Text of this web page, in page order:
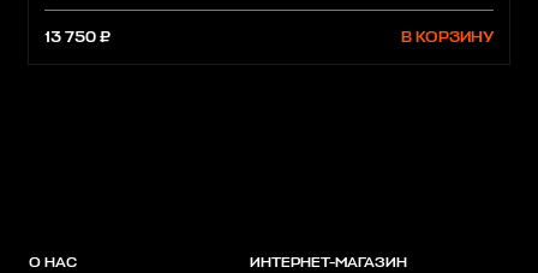
13 750 ₽ В КОРЗИНУ
О НАС ИНТЕРНЕТ-МАГАЗИН